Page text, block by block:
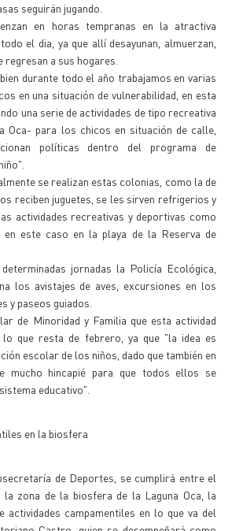
seguirán jugando.
en horas tempranas en la atractiva
el dia, ya que allí desayunan, almuerzan,
regresan a sus hogares.
durante todo el año trabajamos en varias
en una situación de vulnerabilidad, en esta
una serie de actividades de tipo recreativa
Oca- para los chicos en situación de calle,
políticas dentro del programa de
se realizan estas colonias, como la de
reciben juguetes, se les sirven refrigerios y
actividades recreativas y deportivas como
este caso en la playa de la Reserva de
jornadas la Policía Ecológica,
los avistajes de aves, excursiones en los
y paseos guiados.
de Minoridad y Familia que esta actividad
lo que resta de febrero, ya que "la idea es
escolar de los niños, dado que también en
mucho hincapié para que todos ellos se
educativo".
en la biosfera
de Deportes, se cumplirá entre el
la zona de la biosfera de la Laguna Oca, la
actividades campamentiles en lo que va del